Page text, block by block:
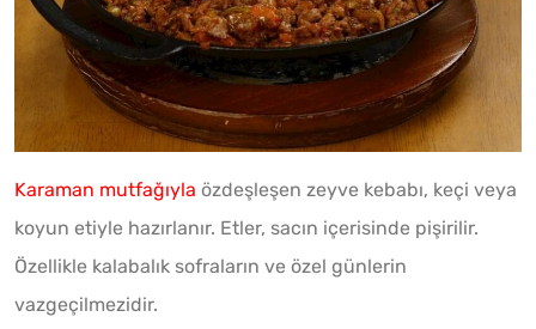
Karaman mutfağıyla özdeşleşen zeyve kebabı, keçi veya
koyun etiyle hazırlanır. Etler, sacın içerisinde pişirilir.
Özellikle kalabalık sofraların ve özel günlerin
vazgeçilmezidir.